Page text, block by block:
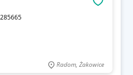
285665
Radom, Żakowice